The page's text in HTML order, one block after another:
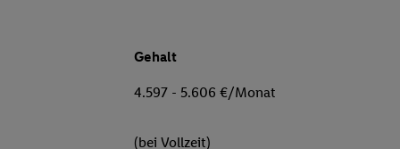
Gehalt
4.597 - 5.606 €/Monat
(bei Vollzeit)